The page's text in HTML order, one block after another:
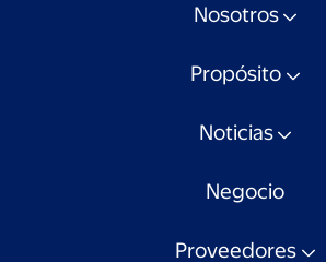
Nosotros
Propósito
Noticias
Negocio
Proveedores